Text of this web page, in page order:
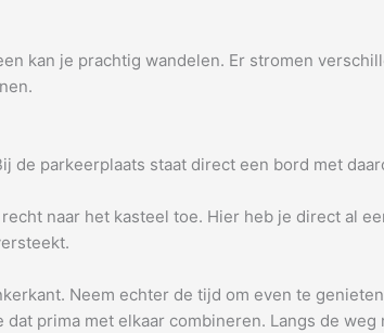
kan je prachtig wandelen. Er stromen
de parkeerplaats staat direct een bord met
naar het kasteel toe. Hier heb je direct al
Neem echter de tijd om even te
prima met elkaar combineren. Langs de weg